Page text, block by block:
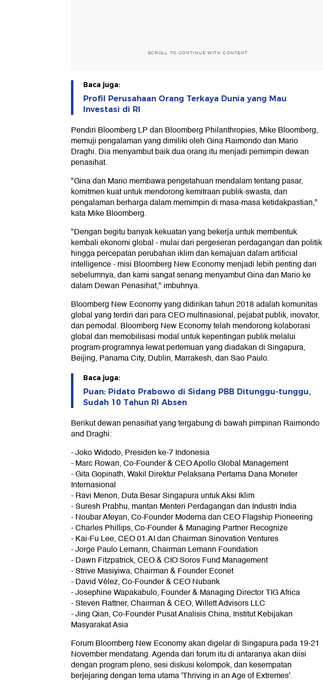
SCROLL TO CONTINUE WITH CONTENT
Baca juga:
Profil Perusahaan Orang Terkaya Dunia yang Mau
Investasi di RI
Pendiri Bloomberg LP dan Bloomberg Philanthropies, Mike Bloomberg,
memuji pengalaman yang dimiliki oleh Gina Raimondo dan Mario
Draghi. Dia menyambut baik dua orang itu menjadi pemimpin dewan
penasihat.
"Gina dan Mario membawa pengetahuan mendalam tentang pasar,
komitmen kuat untuk mendorong kemitraan publik-swasta, dan
pengalaman berharga dalam memimpin di masa-masa ketidakpastian,"
kata Mike Bloomberg.
"Dengan begitu banyak kekuatan yang bekerja untuk membentuk
kembali ekonomi global - mulai dari pergeseran perdagangan dan politik
hingga percepatan perubahan iklim dan kemajuan dalam artificial
intelligence - misi Bloomberg New Economy menjadi lebih penting dari
sebelumnya, dan kami sangat senang menyambut Gina dan Mario ke
dalam Dewan Penasihat," imbuhnya.
Bloomberg New Economy yang didirikan tahun 2018 adalah komunitas
global yang terdiri dari para CEO multinasional, pejabat publik, inovator,
dan pemodal. Bloomberg New Economy telah mendorong kolaborasi
global dan memobilisasi modal untuk kepentingan publik melalui
program-programnya lewat pertemuan yang diadakan di Singapura,
Beijing, Panama City, Dublin, Marrakesh, dan Sao Paulo.
Baca juga:
Puan: Pidato Prabowo di Sidang PBB Ditunggu-tunggu,
Sudah 10 Tahun RI Absen
Berikut dewan penasihat yang tergabung di bawah pimpinan Raimondo
and Draghi:
- Joko Widodo, Presiden ke-7 Indonesia
- Marc Rowan, Co-Founder & CEO Apollo Global Management
- Gita Gopinath, Wakil Direktur Pelaksana Pertama Dana Moneter
Internasional
- Ravi Menon, Duta Besar Singapura untuk Aksi Iklim
- Suresh Prabhu, mantan Menteri Perdagangan dan Industri India
- Noubar Afeyan, Co-Founder Moderna dan CEO Flagship Pioneering
- Charles Phillips, Co-Founder & Managing Partner Recognize
- Kai-Fu Lee, CEO 01.AI dan Chairman Sinovation Ventures
- Jorge Paulo Lemann, Chairman Lemann Foundation
- Dawn Fitzpatrick, CEO & CIO Soros Fund Management
- Strive Masiyiwa, Chairman & Founder Econet
- David Vélez, Co-Founder & CEO Nubank
- Josephine Wapakabulo, Founder & Managing Director TIG Africa
- Steven Rattner, Chairman & CEO, Willett Advisors LLC
- Jing Qian, Co-Founder Pusat Analisis China, Institut Kebijakan
Masyarakat Asia
Forum Bloomberg New Economy akan digelar di Singapura pada 19-21
November mendatang. Agenda dari forum itu di antaranya akan diisi
dengan program pleno, sesi diskusi kelompok, dan kesempatan
berjejaring dengan tema utama 'Thriving in an Age of Extremes'.